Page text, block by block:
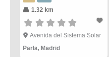
1.32 km
Avenida del Sistema Solar
Parla, Madrid